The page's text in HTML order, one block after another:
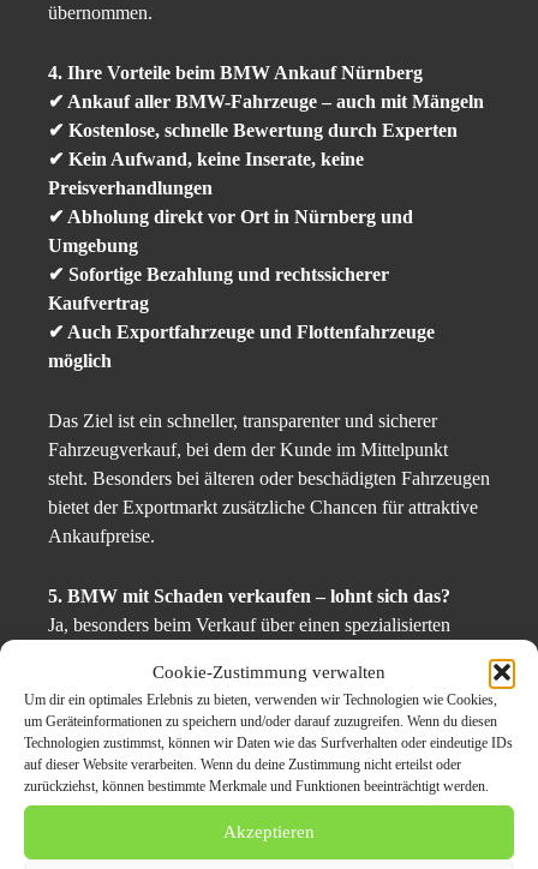
Cookie-Zustimmung verwalten
Um dir ein optimales Erlebnis zu bieten, verwenden wir Technologien wie Cookies,
um Geräteinformationen zu speichern und/oder darauf zuzugreifen. Wenn du diesen
Technologien zustimmst, können wir Daten wie das Surfverhalten oder eindeutige IDs
auf dieser Website verarbeiten. Wenn du deine Zustimmung nicht erteilst oder
zurückziehst, können bestimmte Merkmale und Funktionen beeinträchtigt werden.
Akzeptieren
übernommen.
4. Ihre Vorteile beim BMW Ankauf Nürnberg
✔ Ankauf aller BMW-Fahrzeuge – auch mit Mängeln
✔ Kostenlose, schnelle Bewertung durch Experten
✔ Kein Aufwand, keine Inserate, keine
Preisverhandlungen
✔ Abholung direkt vor Ort in Nürnberg und
Umgebung
✔ Sofortige Bezahlung und rechtssicherer
Kaufvertrag
✔ Auch Exportfahrzeuge und Flottenfahrzeuge
möglich
Das Ziel ist ein schneller, transparenter und sicherer
Fahrzeugverkauf, bei dem der Kunde im Mittelpunkt
steht. Besonders bei älteren oder beschädigten Fahrzeugen
bietet der Exportmarkt zusätzliche Chancen für attraktive
Ankaufpreise.
5. BMW mit Schaden verkaufen – lohnt sich das?
Ja, besonders beim Verkauf über einen spezialisierten
internationales Netzwerk an Partnern und Exporthändlern
ist es möglich, auch Fahrzeuge mit gravierenden Schäden
wirtschaftlich weiterzuverwerten.
BMW mit Motorschaden
, ohne TÜV oder mit
Getriebeschaden wird hier nicht als wertlos betrachtet –
im Gegenteil: Viele Modelle wie der BMW 320d, X5